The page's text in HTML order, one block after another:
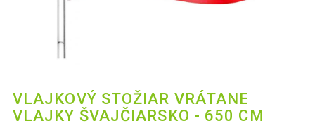
VLAJKOVÝ STOŽIAR VRÁTANE
VLAJKY ŠVAJČIARSKO - 650 CM